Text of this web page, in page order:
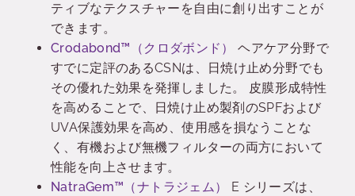
ティブなテクスチャーを自由に創り出すことが
できます。
Crodabond™ （クロダボンド）
ヘアケア分野で
すでに定評のあるCSNは、日焼け止め分野でも
その優れた効果を発揮しました。 皮膜形成特性
を高めることで、日焼け止め製剤のSPFおよび
UVA保護効果を高め、使用感を損なうことな
く、有機および無機フィルターの両方において
性能を向上させます。
NatraGem™（ナトラジェム）
E シリーズは、